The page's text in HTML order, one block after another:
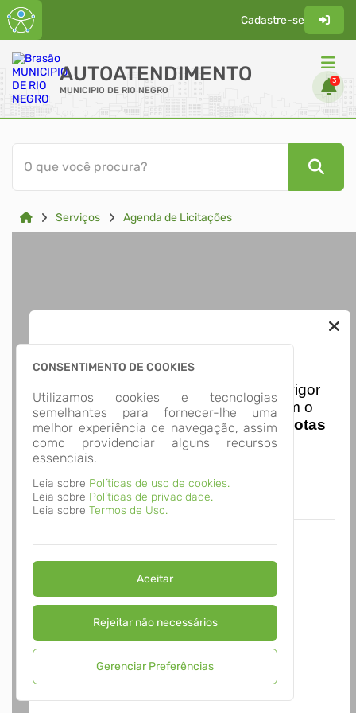
Cadastre-se
AUTOATENDIMENTO
MUNICIPIO DE RIO NEGRO
3
ACESSO RÁPIDO
Acessibilidade
Transparência
O que você procura?
Serviços Agenda de Licitações
CONSENTIMENTO DE COOKIES
Utilizamos cookies e tecnologias
semelhantes para fornecer-lhe uma
melhor experiência de navegação, assim
como providenciar alguns recursos
essenciais.
Leia sobre Políticas de uso de cookies.
Leia sobre Políticas de privacidade.
Leia sobre Termos de Uso.
Aceitar
Rejeitar não necessários
Gerenciar Preferências
Nota Nacional
Iniciando em 01/01/2026
entra em vigor
a obrigatoriedade de integração com o
Ambiente de Dados Nacional das
Notas
de Serviço Eletrônicas
com isso
entraram em vigor
acesse o link abaixo e saiba mais.
Autoatendimento - MUNICIPIO DE RIO
NEGRO